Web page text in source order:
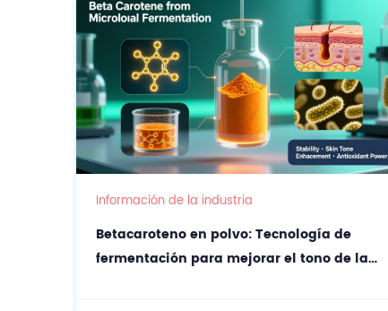
Información de la industria
Betacaroteno en polvo: Tecnología de
fermentación para mejorar el tono de la